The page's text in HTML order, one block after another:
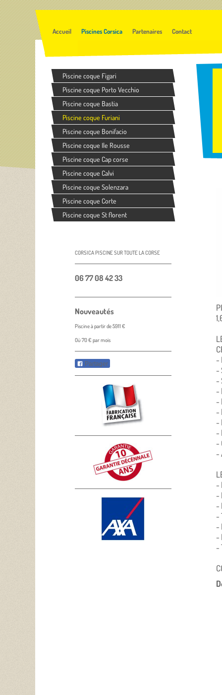
Accueil Piscines Corsica Partenaires Contact
Piscine coque Figari
Piscine coque Porto Vecchio
Piscine coque Bastia
Piscine coque Furiani
Piscine coque Bonifacio
Piscine coque Ile Rousse
Piscine coque Cap corse
Piscine coque Calvi
Piscine coque Solenzara
Piscine coque Corte
Piscine coque St florent
CORSICA PISCINE SUR TOUTE LA CORSE
06 77 08 42 33
Nouveautés
Piscine à partir de 5911 €
Où 70 € par mois
Partager
-
-
-
-
-
-
-
-
-
-
-
-
-
-
-
-
-